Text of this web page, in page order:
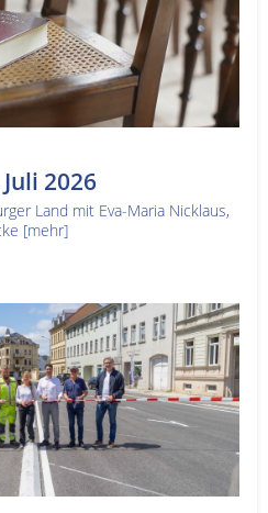
2026
Land mit Eva-Maria Nicklaus,
[mehr]